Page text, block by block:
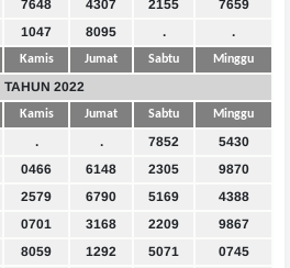
7648 4307 2155
7659
1047 8095 . .
Kamis Jumat Sabtu Minggu
TAHUN 2022
Kamis Jumat Sabtu Minggu
. . 7852
5430
0466 6148 2305
9870
2579 6790 5169
4388
0701 3168 2209
9867
8059 1292 5071
0745